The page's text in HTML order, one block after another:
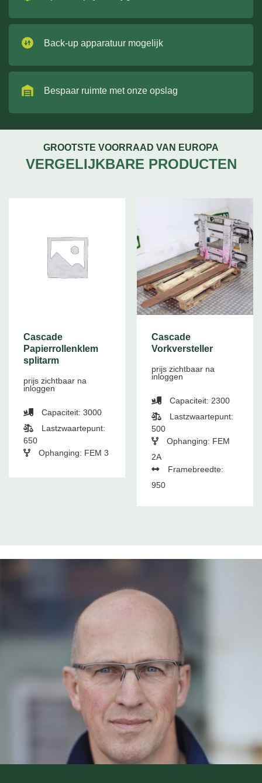
Back-up apparatuur mogelijk
Bespaar ruimte met onze opslag
GROOTSTE VOORRAAD VAN EUROPA
VERGELIJKBARE PRODUCTEN
Cascade
Papierrollenklem
splitarm
prijs zichtbaar na
inloggen
Capaciteit: 3000
Lastzwaartepunt:
650
Ophanging: FEM 3
Cascade
Vorkversteller
prijs zichtbaar na
inloggen
Capaciteit: 2300
Lastzwaartepunt:
500
Ophanging: FEM
2A
Framebreedte:
950